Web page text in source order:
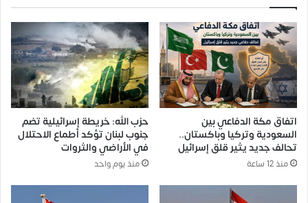
اتفاق مكة الدفاعي بين
السعودية وتركيا وباكستان..
تحالف جديد يثير قلق إسرائيل
منذ 12 ساعة
حزب الله: خريطة إسرائيلية تضم
جنوب لبنان تؤكد أطماع الاحتلال
في الأراضي والثروات
منذ يوم واحد